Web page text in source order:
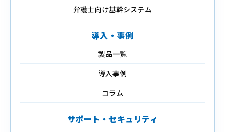
弁護士向け基幹システム
導入・事例
製品一覧
導入事例
コラム
サポート・セキュリティ